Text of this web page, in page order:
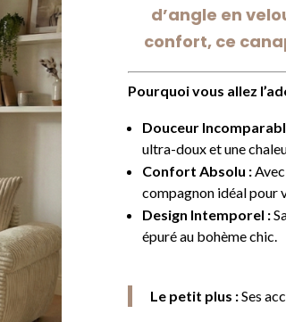
d’angle en
confort, ce
Pourquoi vous allez
Douceur
ultra-doux et une
Confort Absolu :Avec
compagnon idéal pour
Design Intemporel :
épuré au bohème chic.
Le petit plus :Ses